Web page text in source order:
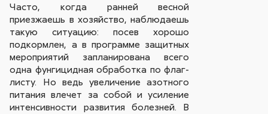
Часто, когда ранней весной
приезжаешь в хозяйство, наблюдаешь
такую ситуацию: посев хорошо
подкормлен, а в программе защитных
мероприятий запланирована всего
одна фунгицидная обработка по флаг-
листу. Но ведь увеличение азотного
питания влечет за собой и усиление
интенсивности развития болезней. В